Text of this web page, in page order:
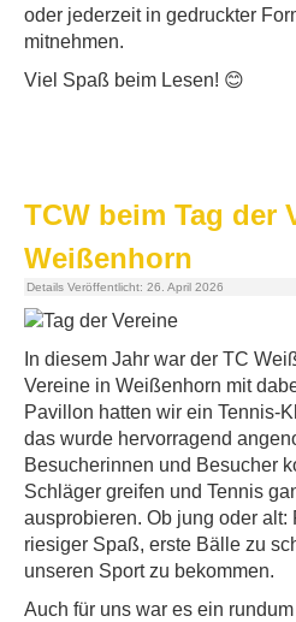
oder jederzeit in gedruckter
mitnehmen.
Viel Spaß beim Lesen! 😊
TCW beim Tag der
Weißenhorn
Details Veröffentlicht: 26. April 2026
In diesem Jahr war der TC
Vereine in Weißenhorn mit
Pavillon hatten wir ein Tennis-
das wurde hervorragend
Besucherinnen und Besucher
Schläger greifen und Tennis
ausprobieren. Ob jung oder alt:
riesiger Spaß, erste Bälle zu
unseren Sport zu bekommen.
Auch für uns war es ein